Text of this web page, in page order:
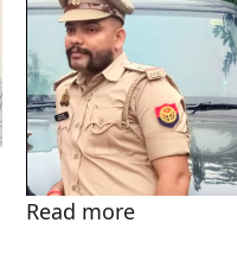
Read more